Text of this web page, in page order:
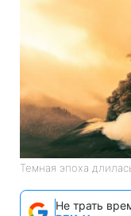
Темная эпоха
Не трать